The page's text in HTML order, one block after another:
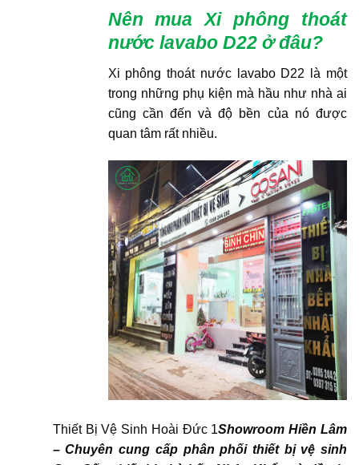
Nên mua Xi phông thoát
nước lavabo D22 ở đâu?
Xi phông thoát nước lavabo D22 là một
trong những phụ kiện mà hầu như nhà ai
cũng cần đến và độ bền của nó được
quan tâm rất nhiều.
Thiết Bị Vệ Sinh Hoài Đức 1Showroom Hiền Lâm
– Chuyên cung cấp phân phối thiết bị vệ sinh